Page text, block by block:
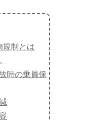
規制とは
時の乗員保